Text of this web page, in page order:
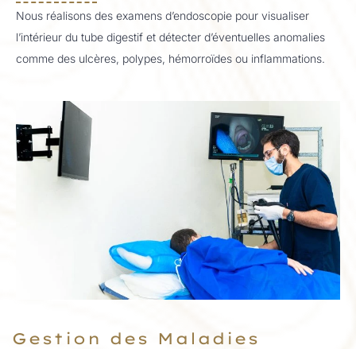
Nous réalisons des examens d’endoscopie pour visualiser
l’intérieur du tube digestif et détecter d’éventuelles anomalies
comme des ulcères, polypes, hémorroïdes ou inflammations.
Gestion des Maladies